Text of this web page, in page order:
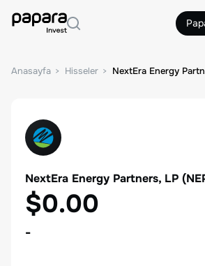
Anasayfa Hisseler NextEra Energy
NextEra Energy Partners, LP (
$0.00
-